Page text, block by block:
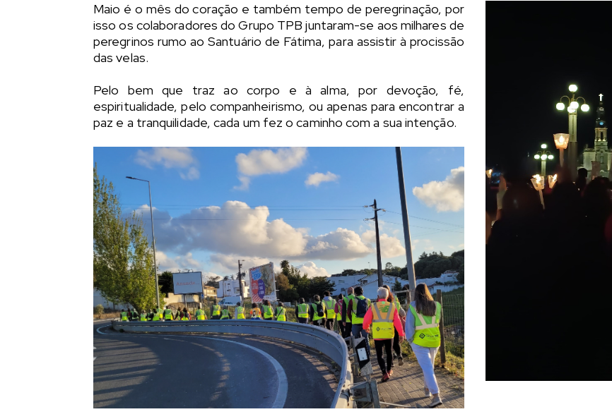
Maio é o mês do coração e também tempo de peregrinação, por
isso os colaboradores do Grupo TPB juntaram-se aos milhares de
peregrinos rumo ao Santuário de Fátima, para assistir à procissão
das velas.
Pelo bem que traz ao corpo e à alma, por devoção, fé,
espiritualidade, pelo companheirismo, ou apenas para encontrar a
paz e a tranquilidade, cada um fez o caminho com a sua intenção.